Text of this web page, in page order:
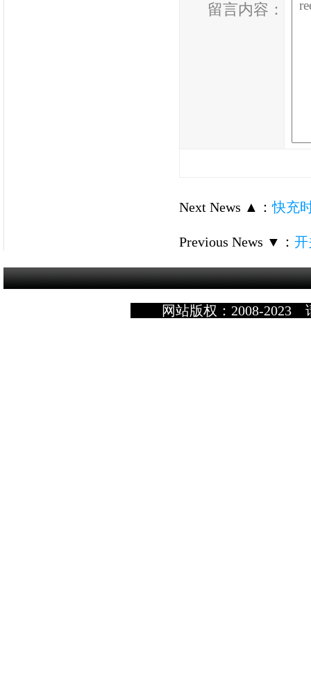
留言内容：
Next News ▲ ：快充
Previous News ▼ ： 开
网站版权：2008-2023